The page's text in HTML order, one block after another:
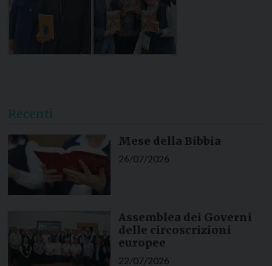
Recenti
Mese della Bibbia
26/07/2026
Assemblea dei Governi
delle circoscrizioni
europee
22/07/2026